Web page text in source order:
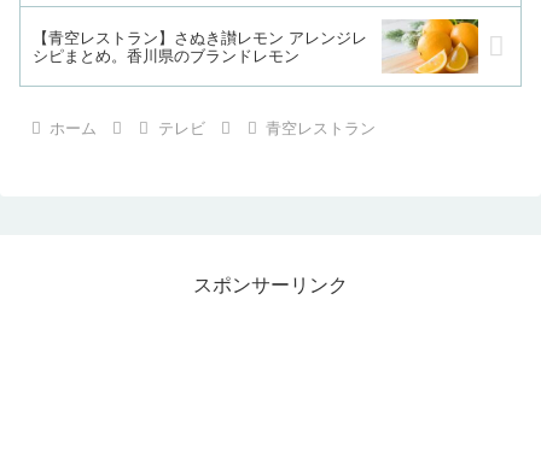
【青空レストラン】さぬき讃レモン アレンジレ
シピまとめ。香川県のブランドレモン
ホーム テレビ 青空レストラン
スポンサーリンク